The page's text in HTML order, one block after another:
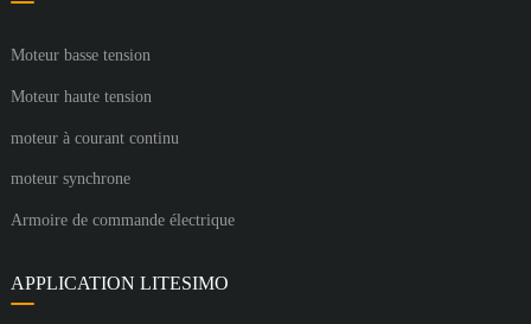
Moteur basse tension
Moteur haute tension
moteur à courant continu
moteur synchrone
Armoire de commande électrique
APPLICATION LITESIMO